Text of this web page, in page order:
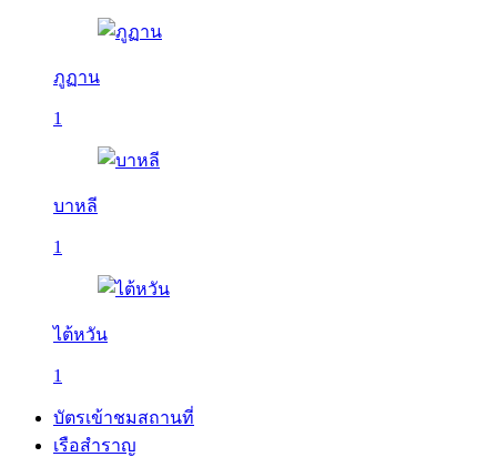
ภูฏาน
1
บาหลี
1
ไต้หวัน
1
บัตรเข้าชมสถานที่
เรือสำราญ